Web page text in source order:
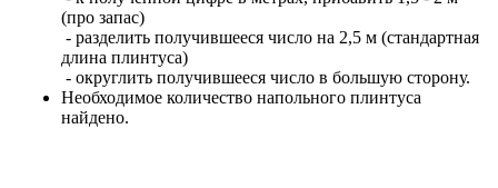
(про запас)
- разделить получившееся число на 2,5 м (стандартная
длина плинтуса)
- округлить получившееся число в большую сторону.
Необходимое количество напольного плинтуса
найдено.